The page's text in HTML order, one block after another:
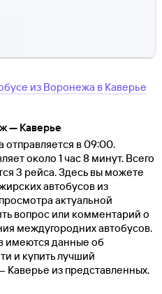
из Воронежа в Каверье
— Каверье
в 09:00.
около 1 час 8 минут. Всего
3 рейса. Здесь вы можете
автобусов из
актуальной
вопрос или комментарий о
междугородних автобусов.
имеются данные об
и купить лучший
из представленных.